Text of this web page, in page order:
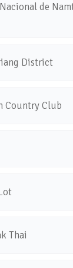
de
District
Country Club
Thai